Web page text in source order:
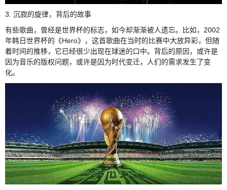
3. 沉寂的旋律，背后的故事
有些歌曲，曾经是世界杯的标志，如今却渐渐被人遗忘。比如，2002
年韩日世界杯的《Hero》，这首歌曲在当时的比赛中大放异彩，但随
着时间的推移，它已经很少出现在球迷的口中。背后的原因，或许是
因为音乐的版权问题，或许是因为时代变迁，人们的需求发生了变
化。